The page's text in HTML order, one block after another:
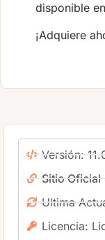
disponible
¡Adquiere
Versión:
Sitio Oficial
Ultima
Licencia: